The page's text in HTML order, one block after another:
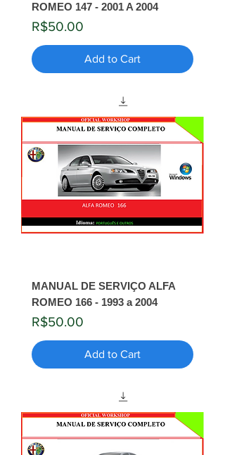
ROMEO 147 - 2001 A 2004
Price
R$50.00
Add to Cart
MANUAL DE SERVIÇO ALFA
ROMEO 166 - 1993 a 2004
Price
R$50.00
Add to Cart